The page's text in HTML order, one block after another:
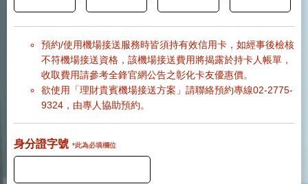
預約/使用機場接送服務時皆須持有效信用卡，如經事後檢核
不符機場接送資格，該機場接送費用將揭露於持卡人帳單，
收取費用請參考全鋒官網公告之彰化卡友優惠價。
欲使用「理財貴賓機場接送方案」請聯絡預約專線02-2775-
9324，由專人協助預約。
身分證字號 *此為必填欄位